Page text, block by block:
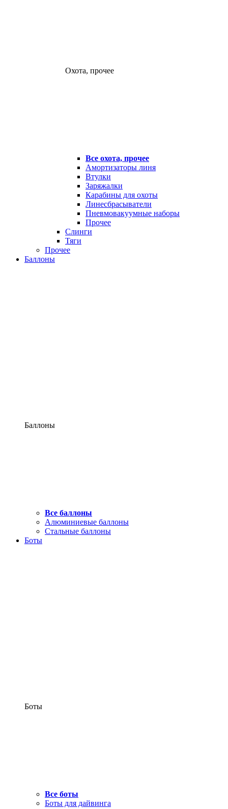
Охота, прочее
Все охота, прочее
Амортизаторы линя
Втулки
Заряжалки
Карабины для охоты
Линесбрасыватели
Пневмовакуумные наборы
Прочее
Слинги
Тяги
Прочее
Баллоны
Баллоны
Все баллоны
Алюминиевые баллоны
Стальные баллоны
Боты
Боты
Все боты
Боты для дайвинга